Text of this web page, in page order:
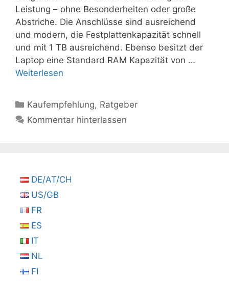
Leistung – ohne Besonderheiten oder große
Abstriche. Die Anschlüsse sind ausreichend
und modern, die Festplattenkapazität schnell
und mit 1 TB ausreichend. Ebenso besitzt der
Laptop eine Standard RAM Kapazität von …
Weiterlesen
Kategorien
Kaufempfehlung, Ratgeber
Kommentar hinterlassen
DE/AT/CH
US/GB
FR
ES
IT
NL
FI